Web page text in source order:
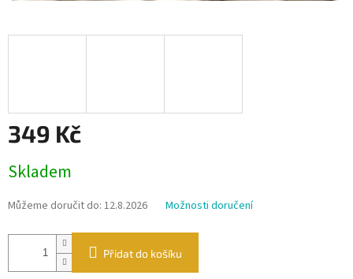
349 Kč
cena:
Skladem
Můžeme doručit do: 12.8.2026 Možnosti doručení
Přidat do košíku